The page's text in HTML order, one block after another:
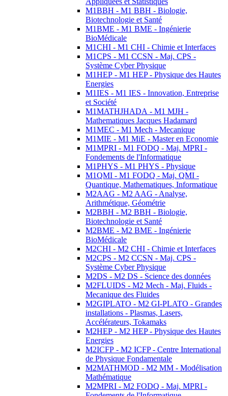
M1BBH - M1 BBH - Biologie,
Biotechnologie et Santé
M1BME - M1 BME - Ingénierie
BioMédicale
M1CHI - M1 CHI - Chimie et Interfaces
M1CPS - M1 CCSN - Maj. CPS -
Système Cyber Physique
M1HEP - M1 HEP - Physique des Hautes
Energies
M1IES - M1 IES - Innovation, Entreprise
et Société
M1MATHJHADA - M1 MJH -
Mathematiques Jacques Hadamard
M1MEC - M1 Mech - Mecanique
M1MIE - M1 MiE - Master en Economie
M1MPRI - M1 FODQ - Maj. MPRI -
Fondements de l'Informatique
M1PHYS - M1 PHYS - Physique
M1QMI - M1 FODQ - Maj. QMI -
Quantique, Mathematiques, Informatique
M2AAG - M2 AAG - Analyse,
Arithmétique, Géométrie
M2BBH - M2 BBH - Biologie,
Biotechnologie et Santé
M2BME - M2 BME - Ingénierie
BioMédicale
M2CHI - M2 CHI - Chimie et Interfaces
M2CPS - M2 CCSN - Maj. CPS -
Système Cyber Physique
M2DS - M2 DS - Science des données
M2FLUIDS - M2 Mech - Maj. Fluids -
Mecanique des Fluides
M2GIPLATO - M2 GI-PLATO - Grandes
installations - Plasmas, Lasers,
Accélérateurs, Tokamaks
M2HEP - M2 HEP - Physique des Hautes
Energies
M2ICFP - M2 ICFP - Centre International
de Physique Fondamentale
M2MATHMOD - M2 MM - Modélisation
Mathématique
M2MPRI - M2 FODQ - Maj. MPRI -